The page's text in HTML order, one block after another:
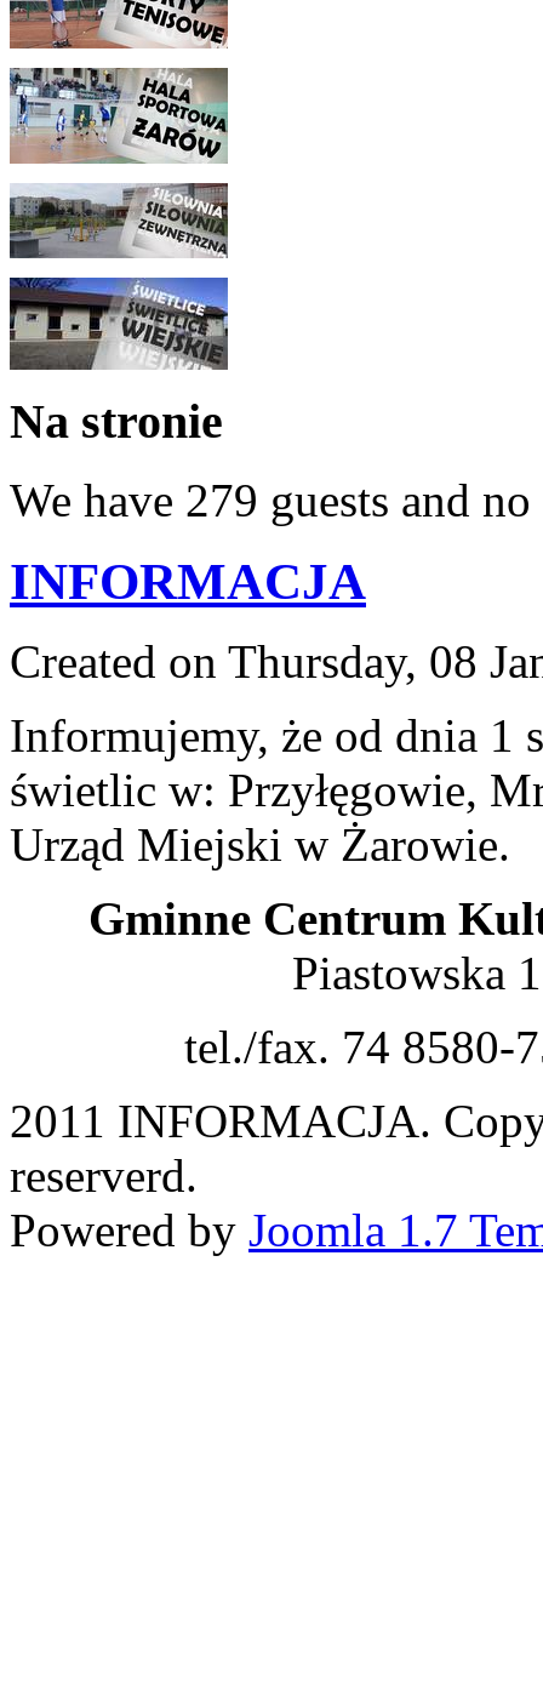
Na stronie
We have 279 guests and
INFORMACJA
Created on Thursday, 08
Informujemy, że od dnia 1
świetlic w: Przyłęgowie,
Urząd Miejski w Żarowie.
Gminne Centrum
Piastowska
tel./fax. 74 8580-
2011 INFORMACJA.
reserverd.
Powered by Joomla 1.7